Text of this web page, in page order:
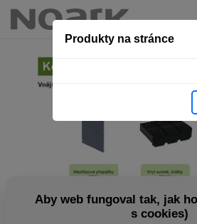
Produkty na stránce
Aby web fungoval tak, jak
s cookies)